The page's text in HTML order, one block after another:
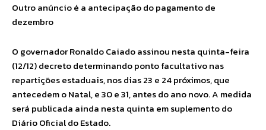
Outro anúncio é a antecipação do pagamento de
dezembro
O governador Ronaldo Caiado assinou nesta quinta-feira
(12/12) decreto determinando ponto facultativo nas
repartições estaduais, nos dias 23 e 24 próximos, que
antecedem o Natal, e 30 e 31, antes do ano novo. A medida
será publicada ainda nesta quinta em suplemento do
Diário Oficial do Estado.